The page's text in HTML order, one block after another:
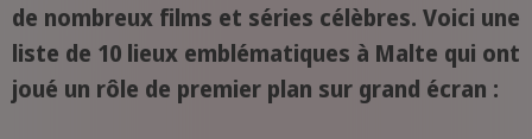
de nombreux films et séries célèbres. Voici une
liste de 10 lieux emblématiques à Malte qui ont
joué un rôle de premier plan sur grand écran :